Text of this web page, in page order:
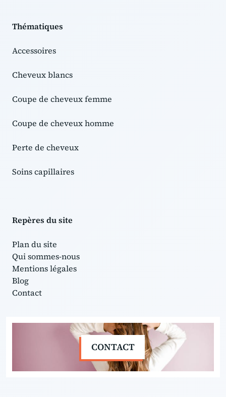
Thématiques
Accessoires
Cheveux blancs
Coupe de cheveux femme
Coupe de cheveux homme
Perte de cheveux
Soins capillaires
Repères du site
Plan du site
Qui sommes-nous
Mentions légales
Blog
Contact
CONTACT